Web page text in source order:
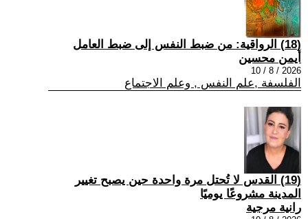
(18) الرواقية: من ضبط النفس إلى ضبط العامل
أيمن محسين
2026 / 8 / 10
الفلسفة ,علم النفس , وعلم الاجتماع
(19) القدس لا تُحتل مرة واحدة حين يصبح تغيير
المدينة مشروعًا يوميًا
رانية مرجية